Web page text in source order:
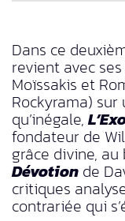
Dans ce
revient avec
Moïssakis et
Rockyrama)
qu’inégale,
fondateur de
grâce divine,
Dévotion de
critiques
contrariée qui